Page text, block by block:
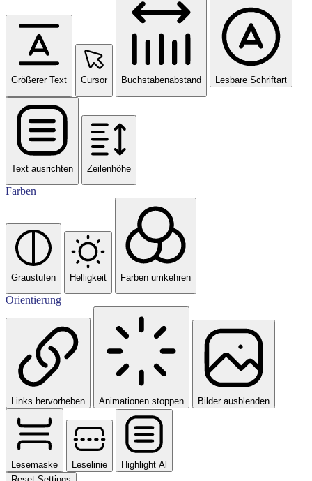
Größerer Text Cursor Buchstabenabstand Lesbare Schriftart
Text ausrichten Zeilenhöhe
Farben
Graustufen Helligkeit Farben umkehren
Orientierung
Links hervorheben Animationen stoppen Bilder ausblenden
Lesemaske Leselinie
Highlight Al